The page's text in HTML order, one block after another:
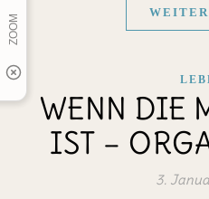
WENN DIE
IST –
3.